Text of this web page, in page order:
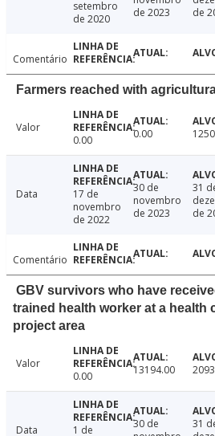
setembro
de 2020
de 2023
de
Comentário
Farmers reached with
Valor
0.00
0.00
Data
17 de
novembro
de 2022
30 de
novembro
de 2023
31
de
Comentário
GBV survivors who have
trained health worker at a health
project area
Valor
0.00
13194.00
Data 1 de
30 de
31